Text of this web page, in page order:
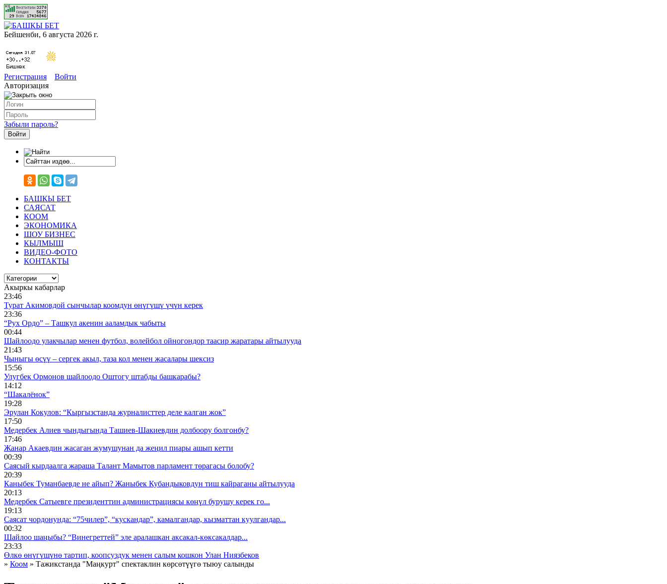
Бейшенби, 6 августа 2026 г.
Регистрация
Войти
Авторизация
Забыли пароль?
БАШКЫ БЕТ
САЯСАТ
КООМ
ЭКОНОМИКА
ШОУ БИЗНЕС
КЫЛМЫШ
ВИДЕО-ФОТО
КОНТАКТЫ
Акыркы кабарлар
23:46
Турат Акимовдой сынчылар коомдун өнүгүшү үчүн керек
23:36
“Рух Ордо” – Ташкул акенин ааламдык чабыты
00:44
Шайлоодо улакчылар менен футбол, волейбол ойногондор таасир жаратары айтылууда
21:43
Чыныгы өсүү – сергек акыл, таза кол менен жасалары шексиз
15:56
Улугбек Ормонов шайлоодо Оштогу штабды башкарабы?
14:12
“Шакалёнок”
19:28
Эрулан Кокулов: “Кыргызстанда журналисттер деле калган жок”
17:50
Медербек Алиев чындыгында Ташиев-Шакиевдин долбоору болгонбу?
17:46
Жанар Акаевдин жасаган жумушунан да жеңил пиары ашып кетти
00:39
Саясый кырдаалга жараша Талант Мамытов парламент төрагасы болобу?
20:39
Каныбек Туманбаевде не айып? Жаныбек Кубандыковдун тиш кайраганы айтылууда
20:13
Медербек Сатыевге президенттин администрациясы көңүл бурушу керек го...
19:13
Саясат чордонунда: “75чилер”, “кускандар”, камалгандар, кызматтан куулгандар...
00:32
Шайлоо шаңыбы? “Винегреттей” эле аралашкан аксакал-көксакалдар...
23:33
Өлкө өнүгүшүнө тартип, коопсуздук менен салым кошкон Улан Ниязбеков
» Коом » Тажикстанда "Маңкурт" спектаклин көрсөтүүгө тыюу салынды